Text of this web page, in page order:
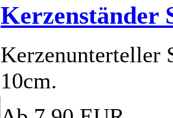
Kerzenständer
Kerzenunterteller
10cm.